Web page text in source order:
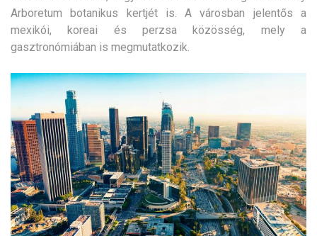
Arboretum botanikus kertjét is. A városban jelentős a
mexikói, koreai és perzsa közösség, mely a
gasztronómiában is megmutatkozik.